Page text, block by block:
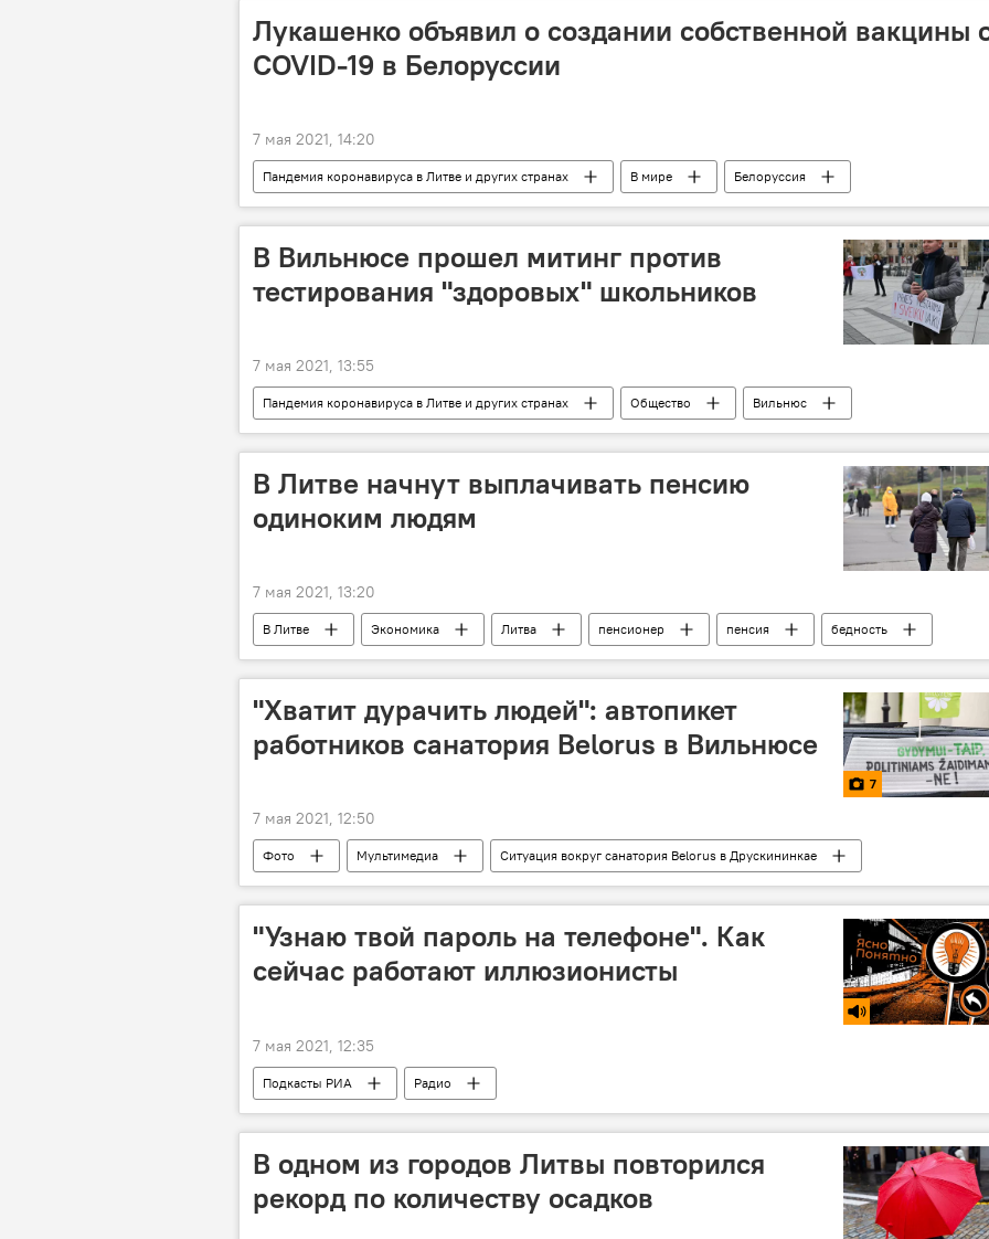
Лукашенко объявил о создании собственной вакцины
COVID-19 в Белоруссии
7 мая 2021, 14:20
Пандемия коронавируса в Литве и других странах В мире
Белоруссия
Александр Лукашенко
пандемия коронавирус
В Вильнюсе прошел митинг против
тестирования "здоровых" школьников
7 мая 2021, 13:55
Пандемия коронавируса в Литве и других странах Общество
Вильнюс
коронавирус
митинг школы экспресс-тест
В Литве начнут выплачивать пенсию
одиноким людям
7 мая 2021, 13:20
В Литве Экономика Литва пенсионер пенсия бедность
"Хватит дурачить людей": автопикет
работников санатория Belorus в Вильнюсе
7
7 мая 2021, 12:50
Фото Мультимедиа
Ситуация вокруг санатория Belorus в Друскининкае
Вильнюс
Литва Друскининкай зарплаты
санкции
"Узнаю твой пароль на телефоне". Как
сейчас работают иллюзионисты
7 мая 2021, 12:35
Подкасты РИА Радио
В одном из городов Литвы повторился
рекорд по количеству осадков